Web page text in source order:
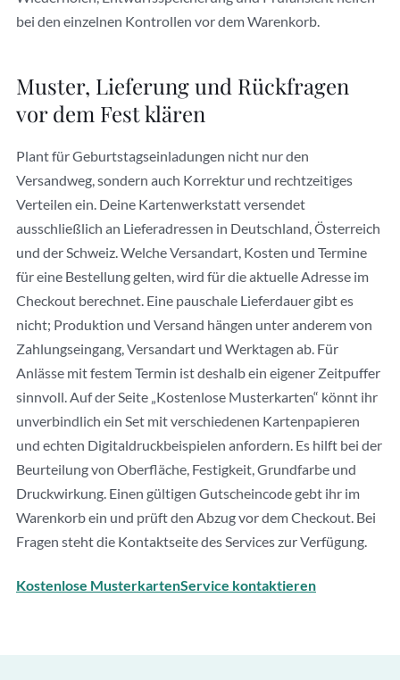
bei den einzelnen Kontrollen vor dem Warenkorb.
Muster, Lieferung und Rückfragen
vor dem Fest klären
Plant für Geburtstagseinladungen nicht nur den
Versandweg, sondern auch Korrektur und rechtzeitiges
Verteilen ein. Deine Kartenwerkstatt versendet
ausschließlich an Lieferadressen in Deutschland, Österreich
und der Schweiz. Welche Versandart, Kosten und Termine
für eine Bestellung gelten, wird für die aktuelle Adresse im
Checkout berechnet. Eine pauschale Lieferdauer gibt es
nicht; Produktion und Versand hängen unter anderem von
Zahlungseingang, Versandart und Werktagen ab. Für
Anlässe mit festem Termin ist deshalb ein eigener Zeitpuffer
sinnvoll. Auf der Seite „Kostenlose Musterkarten“ könnt ihr
unverbindlich ein Set mit verschiedenen Kartenpapieren
und echten Digitaldruckbeispielen anfordern. Es hilft bei der
Beurteilung von Oberfläche, Festigkeit, Grundfarbe und
Druckwirkung. Einen gültigen Gutscheincode gebt ihr im
Warenkorb ein und prüft den Abzug vor dem Checkout. Bei
Fragen steht die Kontaktseite des Services zur Verfügung.
Kostenlose MusterkartenService kontaktieren